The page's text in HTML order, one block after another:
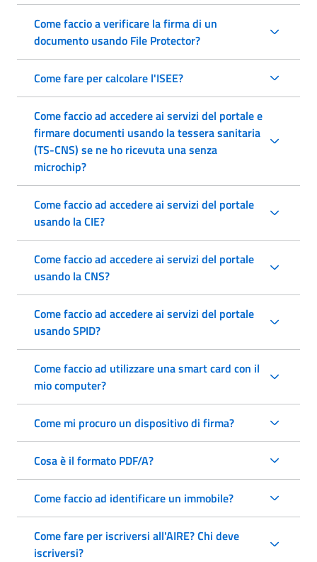
Come faccio a verificare la firma di un
documento usando File Protector?
Come fare per calcolare l'ISEE?
Come faccio ad accedere ai servizi del portale e
firmare documenti usando la tessera sanitaria
(TS-CNS) se ne ho ricevuta una senza
microchip?
Come faccio ad accedere ai servizi del portale
usando la CIE?
Come faccio ad accedere ai servizi del portale
usando la CNS?
Come faccio ad accedere ai servizi del portale
usando SPID?
Come faccio ad utilizzare una smart card con il
mio computer?
Come mi procuro un dispositivo di firma?
Cosa è il formato PDF/A?
Come faccio ad identificare un immobile?
Come fare per iscriversi all'AIRE? Chi deve
iscriversi?